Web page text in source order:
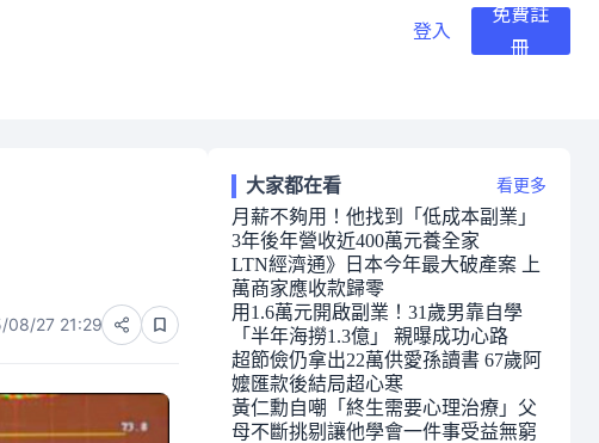
登入
免費註
冊
08/27 21:29
大家都在看 看更多
月薪不夠用！他找到「低成本副業」
3年後年營收近400萬元養全家
LTN經濟通》日本今年最大破產案 上
萬商家應收款歸零
用1.6萬元開啟副業！31歲男靠自學
「半年海撈1.3億」 親曝成功心路
超節儉仍拿出22萬供愛孫讀書 67歲阿
嬤匯款後結局超心寒
黃仁勳自嘲「終生需要心理治療」父
母不斷挑剔讓他學會一件事受益無窮